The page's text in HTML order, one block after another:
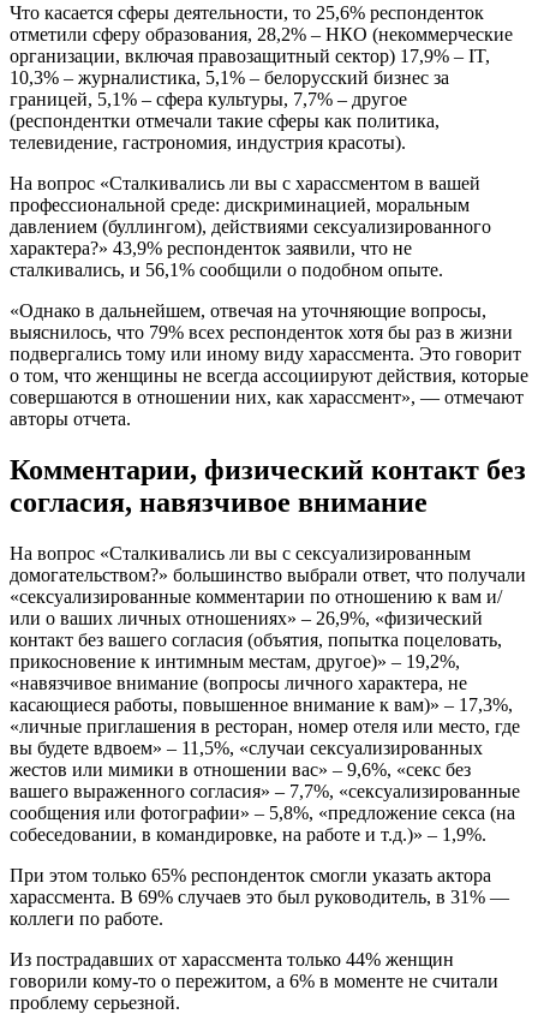
Что касается сферы деятельности, то 25,6% респонденток
отметили сферу образования, 28,2% – НКО (некоммерческие
организации, включая правозащитный сектор) 17,9% – IT,
10,3% – журналистика, 5,1% – белорусский бизнес за
границей, 5,1% – сфера культуры, 7,7% – другое
(респондентки отмечали такие сферы как политика,
телевидение, гастрономия, индустрия красоты).
На вопрос «Сталкивались ли вы с харассментом в вашей
профессиональной среде: дискриминацией, моральным
давлением (буллингом), действиями сексуализированного
характера?» 43,9% респонденток заявили, что не
сталкивались, и 56,1% сообщили о подобном опыте.
«Однако в дальнейшем, отвечая на уточняющие вопросы,
выяснилось, что 79% всех респонденток хотя бы раз в жизни
подвергались тому или иному виду харассмента. Это говорит
о том, что женщины не всегда ассоциируют действия, которые
совершаются в отношении них, как харассмент», — отмечают
авторы отчета.
Комментарии, физический контакт без
согласия, навязчивое внимание
На вопрос «Сталкивались ли вы с сексуализированным
домогательством?» большинство выбрали ответ, что получали
«сексуализированные комментарии по отношению к вам и/
или о ваших личных отношениях» – 26,9%, «физический
контакт без вашего согласия (объятия, попытка поцеловать,
прикосновение к интимным местам, другое)» – 19,2%,
«навязчивое внимание (вопросы личного характера, не
касающиеся работы, повышенное внимание к вам)» – 17,3%,
«личные приглашения в ресторан, номер отеля или место, где
вы будете вдвоем» – 11,5%, «случаи сексуализированных
жестов или мимики в отношении вас» – 9,6%, «секс без
вашего выраженного согласия» – 7,7%, «сексуализированные
сообщения или фотографии» – 5,8%, «предложение секса (на
собеседовании, в командировке, на работе и т.д.)» – 1,9%.
При этом только 65% респонденток смогли указать актора
харассмента. В 69% случаев это был руководитель, в 31% —
коллеги по работе.
Из пострадавших от харассмента только 44% женщин
говорили кому-то о пережитом, а 6% в моменте не считали
проблему серьезной.